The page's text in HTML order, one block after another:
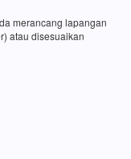
merancang lapangan
atau disesuaikan